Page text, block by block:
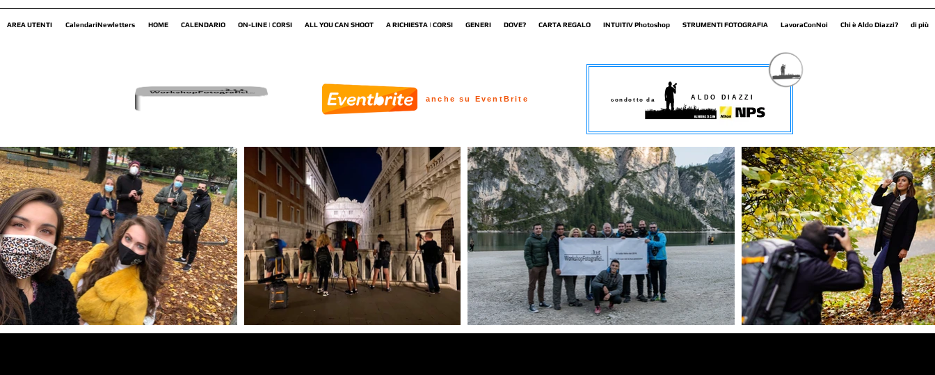
AREA UTENTI CalendariNewletters HOME CALENDARIO ON-LINE | CORSI ALL YOU CAN SHOOT A RICHIESTA | CORSI GENERI DOVE? CARTA REGALO INTUITIV Photoshop STRUMENTI FOTOGRAFIA LavoraConNoi Chi è Aldo Diazzi? di più
condotto da ALDO DIAZZI
anche su EventBrite